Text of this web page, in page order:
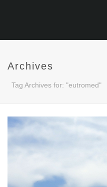
Archives
Tag Archives for: "eutromed"